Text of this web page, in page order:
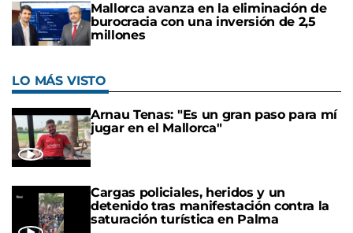
Mallorca avanza en la eliminación de
burocracia con una inversión de 2,5
millones
LO MÁS VISTO
Arnau Tenas: "Es un gran paso para mí
jugar en el Mallorca"
Cargas policiales, heridos y un
detenido tras manifestación contra la
saturación turística en Palma